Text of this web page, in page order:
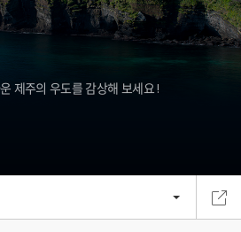
제주의 우도를 감상해 보세요 !